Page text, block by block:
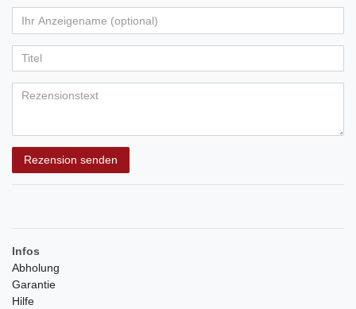
von
5
Bewertungssternen
von
5
Bewertungssternen
von
5
Bewertungssternen
von
5
Bewertungssternen
von
5
Bewertungssternen
Anzeigename
(optional)
Rezension senden
Infos
Abholung
Garantie
Hilfe